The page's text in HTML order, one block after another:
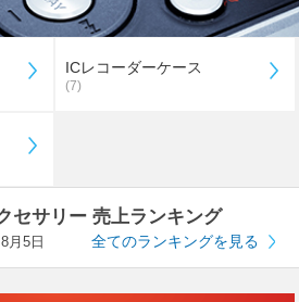
ICレコーダーケース
(7)
セサリー 売上ランキング
月5日 全てのランキングを見る